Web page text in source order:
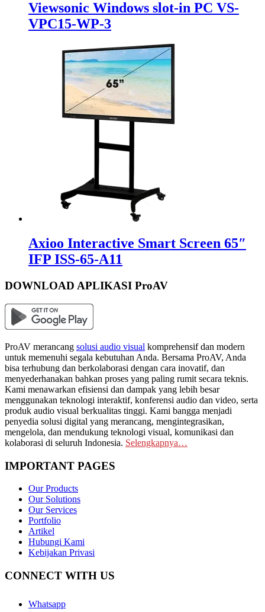
Viewsonic Windows slot-in PC VS-
VPC15-WP-3
Axioo Interactive Smart Screen 65″
IFP ISS-65-A11
DOWNLOAD APLIKASI ProAV
ProAV merancang solusi audio visual komprehensif dan modern
untuk memenuhi segala kebutuhan Anda. Bersama ProAV, Anda
bisa terhubung dan berkolaborasi dengan cara inovatif, dan
menyederhanakan bahkan proses yang paling rumit secara teknis.
Kami menawarkan efisiensi dan dampak yang lebih besar
menggunakan teknologi interaktif, konferensi audio dan video, serta
produk audio visual berkualitas tinggi. Kami bangga menjadi
penyedia solusi digital yang merancang, mengintegrasikan,
mengelola, dan mendukung teknologi visual, komunikasi dan
kolaborasi di seluruh Indonesia. Selengkapnya…
IMPORTANT PAGES
Our Products
Our Solutions
Our Services
Portfolio
Artikel
Hubungi Kami
Kebijakan Privasi
CONNECT WITH US
Whatsapp